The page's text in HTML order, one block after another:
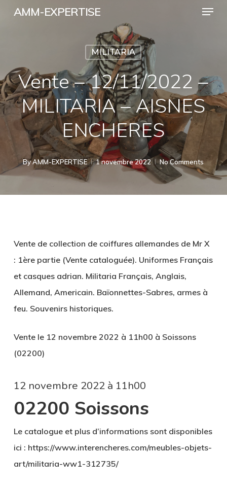
AMM-EXPERTISE Menu
MILITARIA
Vente – 12/11/2022 –
MILITARIA – AISNES
ENCHERES
ByAMM-EXPERTISE 1 novembre 2022 No Comments
Vente de collection de coiffures allemandes de Mr X
: 1ère partie (Vente cataloguée). Uniformes Français
et casques adrian. Militaria Français, Anglais,
Allemand, Americain. Baïonnettes-Sabres, armes à
feu. Souvenirs historiques.
Vente le 12 novembre 2022 à 11h00 à Soissons
(02200)
12 novembre 2022 à 11h00
02200 Soissons
Le catalogue et plus d’informations sont disponibles
ici : https://www.interencheres.com/meubles-objets-
art/militaria-ww1-312735/